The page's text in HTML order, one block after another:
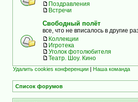
Поздравления
Встречи
Свободный полёт
все, что не вписалось в другие
Коллекции
Игротека
Уголок фотолюбителя
Театр. Шоу. Кино
Удалить cookies конференции | Наша команда
Список форумов